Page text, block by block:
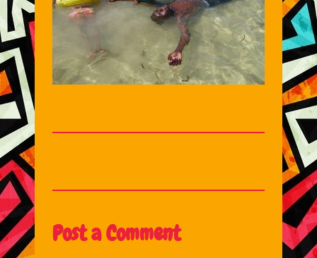
Post a Comment